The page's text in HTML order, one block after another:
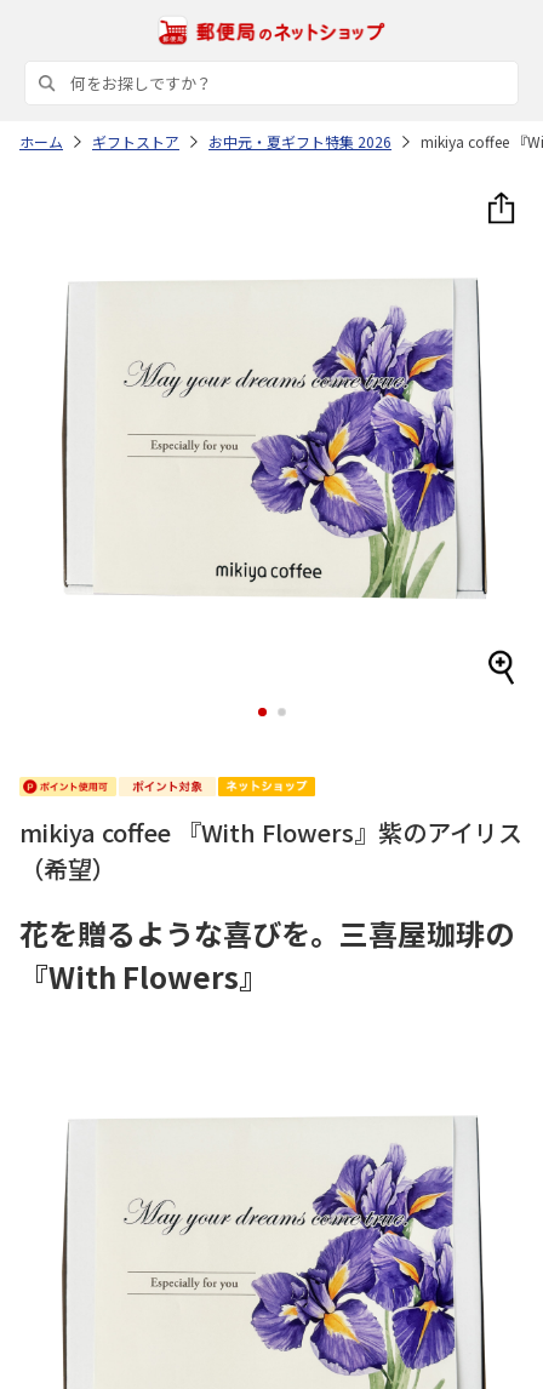
ホーム ギフトストア お中元・夏ギフト特集 2026 mikiya coffee 『
1 2
mikiya coffee 『With Flowers』紫のアイリス
（希望）
花を贈るような喜びを。三喜屋珈琲の
『With Flowers』